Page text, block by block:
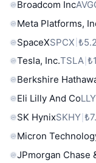
Broadcom Inc
Meta Platforms,
SpaceXSPCX
Tesla, Inc.TSLA
Berkshire
Eli Lilly And CoLLY
SK HynixSKHY
Micron
JPmorgan Chase